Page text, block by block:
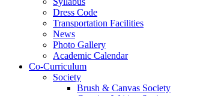
Dress Code
Transportation Facilities
News
Photo Gallery
Academic Calendar
Co-Curriculum
Society
Brush & Canvas Society